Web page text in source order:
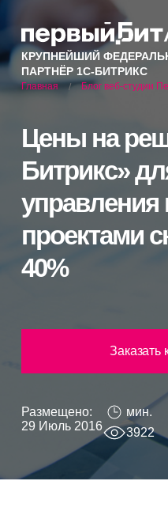
КРУПНЕЙШИЙ
ПАРТНЁР 1С-БИТРИКС
Главная / Блог веб-студии
Цены на
Битрикс»
управления
проектами
40%
Заказать
Размещено:
29 Июль 2016
мин.
3922